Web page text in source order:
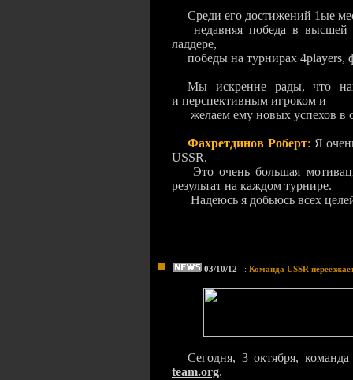
Среди его достижений 1ые
недавняя победа в
ладдере,
победы на турнирах 4players,
Мы искренне рады, что
и перспективным игроком и
желаем ему новых успехов в
Фахретдинов Роберт: Я
USSR.
Это очень большая
результат на каждом турнире.
Надеюсь я добьюсь всех
03/10/12 :: Команда USSR
Сегодня, 3 октября,
team.org.